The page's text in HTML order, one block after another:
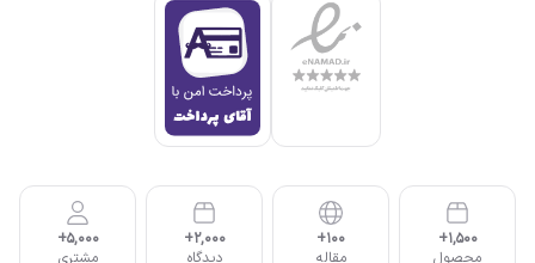
1,500+
محصول
100+
مقاله
2,000+
دیدگاه
5,000+
مشتری